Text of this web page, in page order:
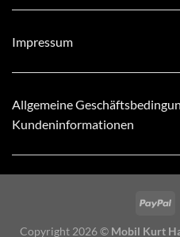
Impressum
Allgemeine
Kundeninformationen
Copyright 2026 © Mobil Kurt